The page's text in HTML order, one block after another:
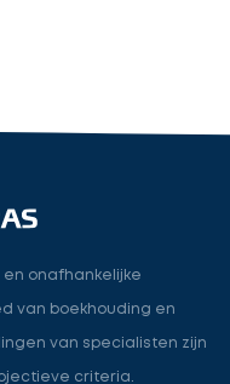
onafhankelijke
van boekhouding en
van specialisten zijn
criteria.